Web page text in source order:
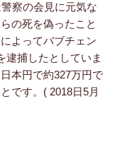
察の会見に元気な
の死を偽ったこと
よってバブチェン
逮捕したとしていま
本円で約327万円で
です。( 2018日5月